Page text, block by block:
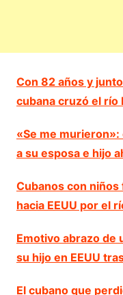
Con 82 años y
cubana cruzó el río
«Se me
a su esposa e hijo
Cubanos con
hacia EEUU por el
Emotivo abrazo de
su hijo en EEUU
El cubano que